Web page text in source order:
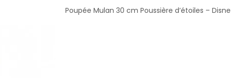
Poupée Mulan 30 cm Poussière d’étoiles – Disne